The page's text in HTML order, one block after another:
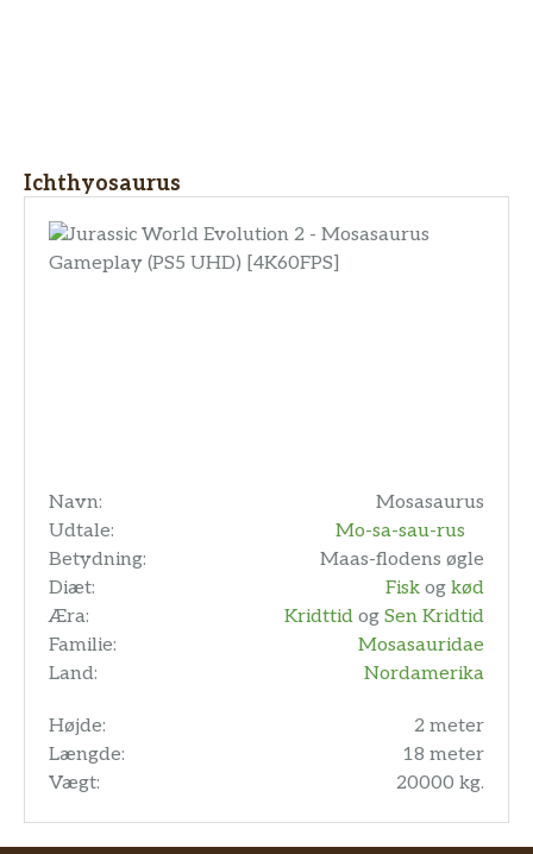
Ichthyosaurus
Navn:
Mosasaurus
Udtale:
Mo-sa-sau-rus
Betydning:
Maas-flodens øgle
Diæt:
Fisk og kød
Æra:
Kridttid og Sen Kridtid
Familie:
Mosasauridae
Land:
Nordamerika
Højde:
2 meter
Længde:
18 meter
Vægt:
20000 kg.